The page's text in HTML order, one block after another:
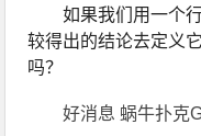
如果我们用一个
较得出的结论去定义
吗？
好消息 蜗牛扑克